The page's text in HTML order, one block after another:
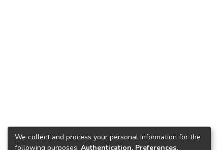
We collect and process your personal information for the
following purposes: Authentication, Preferences,